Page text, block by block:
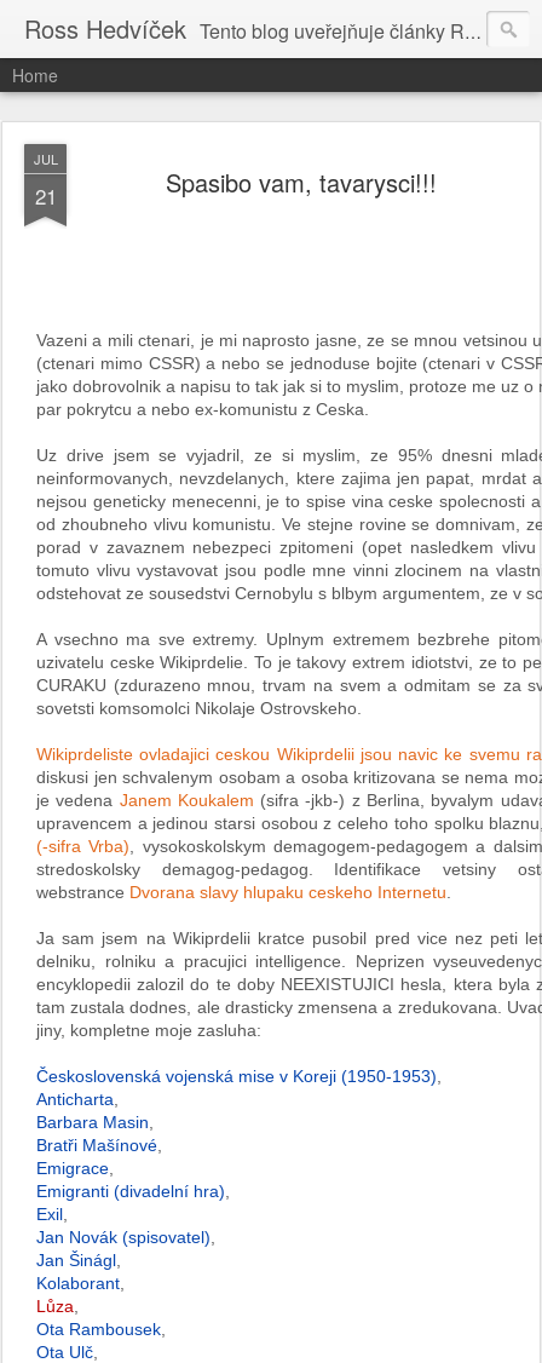
Ross Hedvíček Tento blog uveřejňuje články Ross Hedvíčka v češtině (pokud budu mit naladu) - s editacni pomoci Ludvika Dedika.
Home
JUL
21 Spasibo vam, tavarysci!!!
Vazeni a mili ctenari, je mi naprosto jasne, ze se mnou vetsinou
(ctenari mimo CSSR) a nebo se jednoduse bojite (ctenari v
jako dobrovolnik a napisu to tak jak si to myslim, protoze me uz
par pokrytcu a nebo ex-komunistu z Ceska.
Uz drive jsem se vyjadril, ze si myslim, ze 95% dnesni
neinformovanych, nevzdelanych, ktere zajima jen papat, mrdat
nejsou geneticky menecenni, je to spise vina ceske spolecnosti
od zhoubneho vlivu komunistu. Ve stejne rovine se domnivam,
porad v zavaznem nebezpeci zpitomeni (opet nasledkem
tomuto vlivu vystavovat jsou podle mne vinni zlocinem na
odstehovat ze sousedstvi Cernobylu s blbym argumentem, ze v
A vsechno ma sve extremy. Uplnym extremem bezbrehe
uzivatelu ceske Wikiprdelie. To je takovy extrem idiotstvi, ze to
CURAKU (zdurazeno mnou, trvam na svem a odmitam se za
sovetsti komsomolci Nikolaje Ostrovskeho.
Wikiprdeliste ovladajici ceskou Wikiprdelii jsou navic ke svemu
diskusi jen schvalenym osobam a osoba kritizovana se nema
je vedena Janem Koukalem (sifra -jkb-) z Berlina, byvalym
upravencem a jedinou starsi osobou z celeho toho spolku
(-sifra Vrba) , vysokoskolskym demagogem-pedagogem a
stredoskolsky demagog-pedagog. Identifikace vetsiny
webstrance Dvorana slavy hlupaku ceskeho Internetu
Ja sam jsem na Wikiprdelii kratce pusobil pred vice nez peti
delniku, rolniku a pracujici intelligence. Neprizen
encyklopedii zalozil do te doby NEEXISTUJICI hesla, ktera
tam zustala dodnes, ale drasticky zmensena a zredukovana.
jiny, kompletne moje zasluha:
Československá vojenská mise v Koreji (1950-1953)
Anticharta
Barbara Masin
Bratři Mašínové
Emigrace
Emigranti (divadelní hra)
Exil
Jan Novák (spisovatel)
Jan Šinágl
Kolaborant
Lůza
Ota Rambousek
Ota Ulč